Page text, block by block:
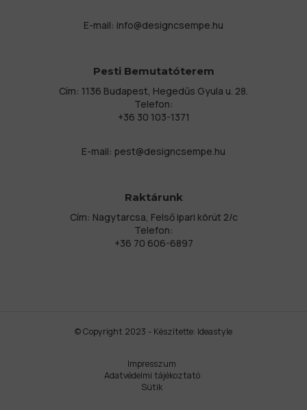
E-mail: info@designcsempe.hu
Pesti Bemutatóterem
Cím: 1136 Budapest, Hegedűs Gyula u. 28.
Telefon:
+36 30 103-1371
E-mail: pest@designcsempe.hu
Raktárunk
Cím: Nagytarcsa, Felső ipari körút 2/c
Telefon:
+36 70 606-6897
© Copyright 2023 - Készítette: Ideastyle
Impresszum
Adatvédelmi tájékoztató
Sütik